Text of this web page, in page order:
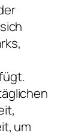
um